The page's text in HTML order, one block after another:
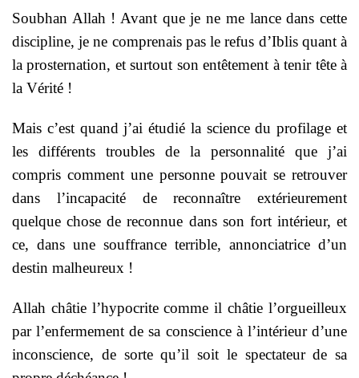
Soubhan Allah ! Avant que je ne me lance dans cette
discipline, je ne comprenais pas le refus d’Iblis quant à
la prosternation, et surtout son entêtement à tenir tête à
la Vérité !
Mais c’est quand j’ai étudié la science du profilage et
les différents troubles de la personnalité que j’ai
compris comment une personne pouvait se retrouver
dans l’incapacité de reconnaître extérieurement
quelque chose de reconnue dans son fort intérieur, et
ce, dans une souffrance terrible, annonciatrice d’un
destin malheureux !
Allah châtie l’hypocrite comme il châtie l’orgueilleux
par l’enfermement de sa conscience à l’intérieur d’une
inconscience, de sorte qu’il soit le spectateur de sa